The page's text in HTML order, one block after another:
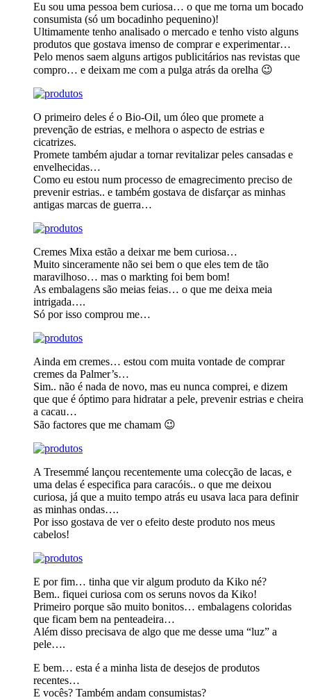
Eu sou uma pessoa bem curiosa… o que me torna um bocado
consumista (só um bocadinho pequenino)!
Ultimamente tenho analisado o mercado e tenho visto alguns
produtos que gostava imenso de comprar e experimentar…
Pelo menos saem alguns artigos publicitários nas revistas que
compro… e deixam me com a pulga atrás da orelha 😉
O primeiro deles é o Bio-Oil, um óleo que promete a
prevenção de estrias, e melhora o aspecto de estrias e
cicatrizes.
Promete também ajudar a tornar revitalizar peles cansadas e
envelhecidas…
Como eu estou num processo de emagrecimento preciso de
prevenir estrias.. e também gostava de disfarçar as minhas
antigas marcas de guerra…
Cremes Mixa estão a deixar me bem curiosa…
Muito sinceramente não sei bem o que eles tem de tão
maravilhoso… mas o markting foi bem bom!
As embalagens são meias feias… o que me deixa meia
intrigada….
Só por isso comprou me…
Ainda em cremes… estou com muita vontade de comprar
cremes da Palmer’s…
Sim.. não é nada de novo, mas eu nunca comprei, e dizem
que que é óptimo para hidratar a pele, prevenir estrias e cheira
a cacau…
São factores que me chamam 😉
A Tresemmé lançou recentemente uma colecção de lacas, e
uma delas é especifica para caracóis.. o que me deixou
curiosa, já que a muito tempo atrás eu usava laca para definir
as minhas ondas….
Por isso gostava de ver o efeito deste produto nos meus
cabelos!
E por fim… tinha que vir algum produto da Kiko né?
Bem.. fiquei curiosa com os seruns novos da Kiko!
Primeiro porque são muito bonitos… embalagens coloridas
que ficam bem na penteadeira…
Além disso precisava de algo que me desse uma “luz” a
pele….
E bem… esta é a minha lista de desejos de produtos
recentes…
E vocês? Também andam consumistas?